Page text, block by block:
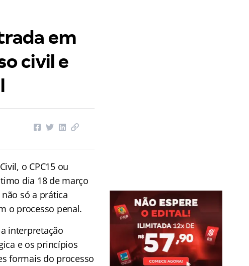
em
civil e
o CPC15 ou
dia 18 de março
só a prática
o processo penal.
a interpretação
e os princípios
formais do processo